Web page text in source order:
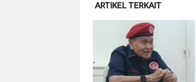
ARTIKEL TERKAIT